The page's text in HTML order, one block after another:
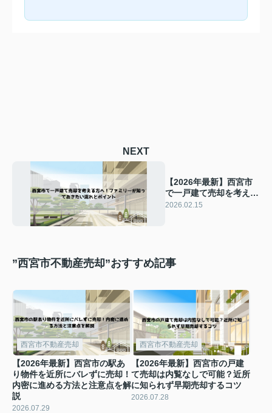
NEXT
【2026年最新】西宮市
で一戸建て売却を考える
方へ！ファミリーが知っ
2026.02.15
”西宮市不動産売却”おすすめ記事
西宮市不動産売却
【2026年最新】西宮市の駅あ
り物件を近所にバレずに売却！
内密に進める方法と注意点を解
説
2026.07.29
西宮市不動産売却
【2026年最新】西宮市の戸建
て売却は内覧なしで可能？近所
に知られず早期売却するコツ
2026.07.28